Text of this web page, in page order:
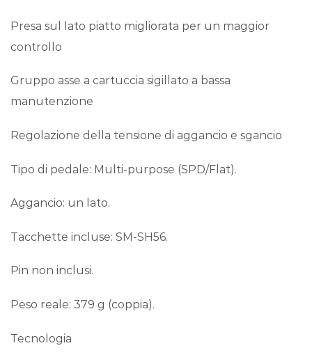
Presa sul lato piatto migliorata per un maggior
controllo
Gruppo asse a cartuccia sigillato a bassa
manutenzione
Regolazione della tensione di aggancio e sgancio
Tipo di pedale: Multi-purpose (SPD/Flat).
Aggancio: un lato.
Tacchette incluse: SM-SH56.
Pin non inclusi.
Peso reale: 379 g (coppia).
Tecnologia